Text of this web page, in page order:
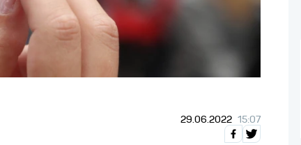
29.06.2022 15:07